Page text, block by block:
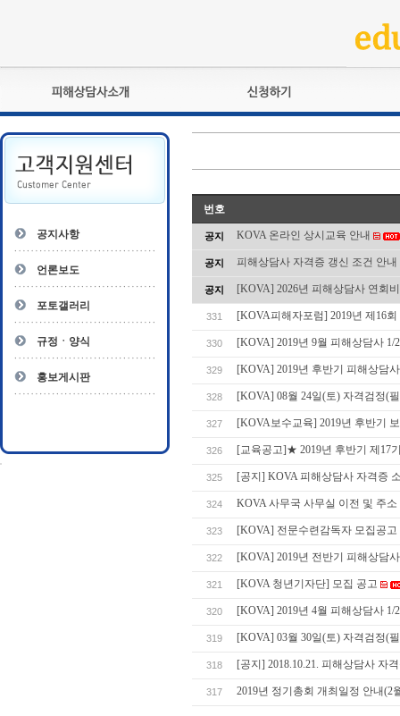
피해상담사란?
자격관리규정
상담사 자격증 확인
- 피해상담사 1급
- 전문수련감독자
- 전문수련기관
교육훈련
자격심사
자격복원
공지사항
언론보도
포토갤러리
규정ㆍ양식
홍보게시판
번호
공지 KOVA 온라인 상시교육 안내
공지 피해상담사 자격증 갱신 조건 안내
공지 [KOVA] 2026년 피해상담사 연회
331 [KOVA피해자포럼] 2019년 제16
330 [KOVA] 2019년 9월 피해상담사 1/
329 [KOVA] 2019년 후반기 피해상담
328 [KOVA] 08월 24일(토) 자격검정(
327 [KOVA보수교육] 2019년 후반기
326 [교육공고]★ 2019년 후반기 제17
325 [공지] KOVA 피해상담사 자격증
324 KOVA 사무국 사무실 이전 및 주소
323 [KOVA] 전문수련감독자 모집공고
322 [KOVA] 2019년 전반기 피해상담
321 [KOVA 청년기자단] 모집 공고
320 [KOVA] 2019년 4월 피해상담사 1/
319 [KOVA] 03월 30일(토) 자격검정(
318 [공지] 2018.10.21. 피해상담사 자
317 2019년 정기총회 개최일정 안내